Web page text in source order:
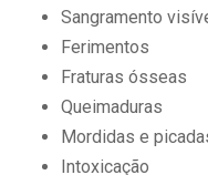
Sangramento
Ferimentos
Fraturas ósseas
Queimaduras
Mordidas e
Intoxicação